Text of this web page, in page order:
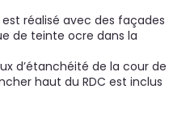
réalisé avec des façades
de teinte ocre dans la
d’étanchéité de la cour de
haut du RDC est inclus